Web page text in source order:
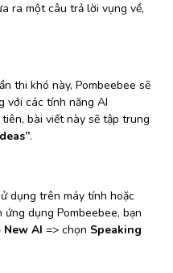
ra một câu trả lời vụng về,
thi khó này, Pombeebee sẽ
với các tính năng AI
bài viết này sẽ tập trung
.
dụng trên máy tính hoặc
dụng Pombeebee, bạn
New AI => chọn Speaking